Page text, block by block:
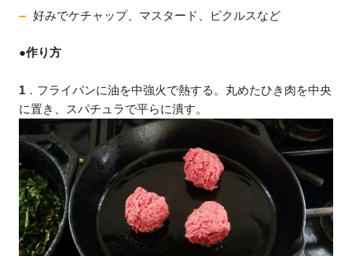
好みでケチャップ、マスタード、ピクルスなど
●作り方
1 ．フライパンに油を中強火で熱する。丸めたひき肉を中央
に置き、スパチュラで平らに潰す。